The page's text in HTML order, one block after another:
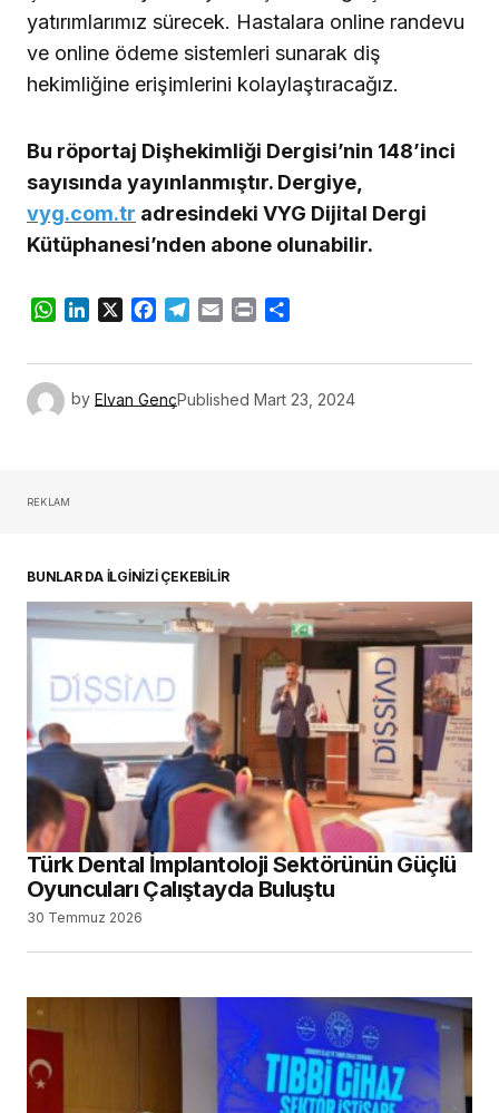
yatırımlarımız sürecek. Hastalara online randevu
ve online ödeme sistemleri sunarak diş
hekimliğine erişimlerini kolaylaştıracağız.
Bu röportaj Dişhekimliği Dergisi’nin 148’inci
sayısında yayınlanmıştır. Dergiye,
vyg.com.tr adresindeki VYG Dijital Dergi
Kütüphanesi’nden abone olunabilir.
WhatsApp
LinkedIn
X Facebook
Telegram
Email Print
by Elvan GençPublished Mart 23, 2024
REKLAM
BUNLAR DA İLGİNİZİ ÇEKEBİLİR
Türk Dental İmplantoloji Sektörünün Güçlü
Oyuncuları Çalıştayda Buluştu
30 Temmuz 2026